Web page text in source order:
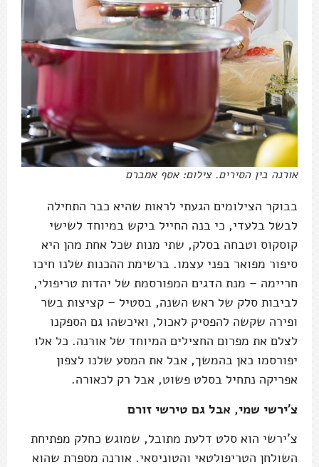
אורנה בין הסירים. צילום: אסף אמברם
בבוקר הצילומים הגעתי לראות שהיא כבר התחילה
לבשל בלעדי, כי בנה החייל ביקש במיוחד לשישי
קוסקוס וטבחה בסלק, שתי מנות שכל אחת מהן היא
סיפור מפואר בפני עצמו. ברשימת ההכנות שלנו חיכו
חריימה – מנת הדגים המפורסמת של יהדות טריפולי,
לביבות סלק של ראש השנה, בסטיל – קציצות בשר
ופירה שקשה להפסיק לאכול, ואיכשהו גם הספקנו
לצלם את מפרום החצילים המיוחד של אורנה. כל אלו
יפורסמו כאן בהמשך, אבל את המסע שלנו לצפון
אפריקה נתחיל בסלט פשוט, אבל רק לכאורה.
צ'ירשי שמי, אבל גם טירשי זורם
צ'ירשי הוא סלט דלעת מתובל, שמוגש כחלק מפתיחת
השולחן הטריפולטאי והטוניסאי. אורנה מספרת שהוא